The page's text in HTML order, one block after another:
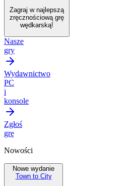
Zagraj w najlepszą
zręcznościową grę
wędkarską!
Nasze
gry
Wydawnictwo
PC
i
konsole
Zgłoś
grę
Nowości
Nowe wydanie
Town to City